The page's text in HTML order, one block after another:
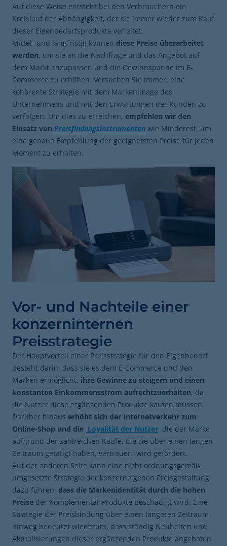
Auf diese Weise entsteht bei den Verbrauchern ein
Kreislauf der Abhängigkeit, der sie immer wieder zum Kauf
dieser Eigenbedarfsprodukte verleitet.
Mittel- und langfristig können diese Preise überarbeitet
werden, um sie an die Nachfrage und das Angebot auf
dem Markt anzupassen und die Gewinnspanne im E-
Commerce zu erhöhen. Versuchen Sie immer, eine
kohärente Strategie mit dem Markenimage des
Unternehmens und mit den Erwartungen der Kunden zu
verfolgen. Um dies zu erreichen, empfehlen wir den
Einsatz von Preisfindungsinstrumenten wie Minderest, um
eine genaue Empfehlung der geeignetsten Preise für jeden
Moment zu erhalten.
Vor- und Nachteile einer
konzerninternen
Preisstrategie
Der Hauptvorteil einer Preisstrategie für den Eigenbedarf
besteht darin, dass sie es dem E-Commerce und den
Marken ermöglicht, ihre Gewinne zu steigern und einen
konstanten Einkommensstrom aufrechtzuerhalten, da
die Nutzer diese ergänzenden Produkte kaufen müssen.
Darüber hinaus erhöht sich der Internetverkehr zum
Online-Shop und die Loyalität der Nutzer, die der Marke
aufgrund der zahlreichen Käufe, die sie über einen langen
Zeitraum getätigt haben, vertrauen, wird gefördert.
Auf der anderen Seite kann eine nicht ordnungsgemäß
umgesetzte Strategie der konzerneigenen Preisgestaltung
dazu führen, dass die Markenidentität durch die hohen
Preise der Komplementär Produkte beschädigt wird. Eine
Strategie der Preisbindung über einen längeren Zeitraum
hinweg bedeutet wiederum, dass ständig Neuheiten und
Aktualisierungen dieser ergänzenden Produkte angeboten